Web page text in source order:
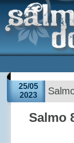
25/05
2023
Salmo